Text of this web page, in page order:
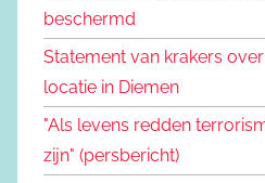
beschermd
Statement van krakers
locatie in Diemen
"Als levens redden
zijn" (persbericht)